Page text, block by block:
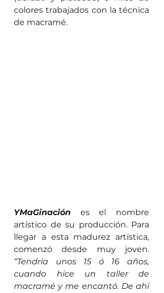
colores trabajados con la técnica
de macramé.
YMaGinación es el nombre
artístico de su producción. Para
llegar a esta madurez artística,
“Tendría unos 15 ó 16 años,
cuando hice un taller de
macramé y me encantó. De ahí